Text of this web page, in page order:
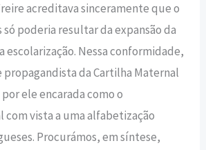
acreditava sinceramente que o
só poderia resultar da expansão da
escolarização. Nessa conformidade,
propagandista da Cartilha Maternal
ele encarada como o
vista a uma alfabetização
Procurámos, em síntese,